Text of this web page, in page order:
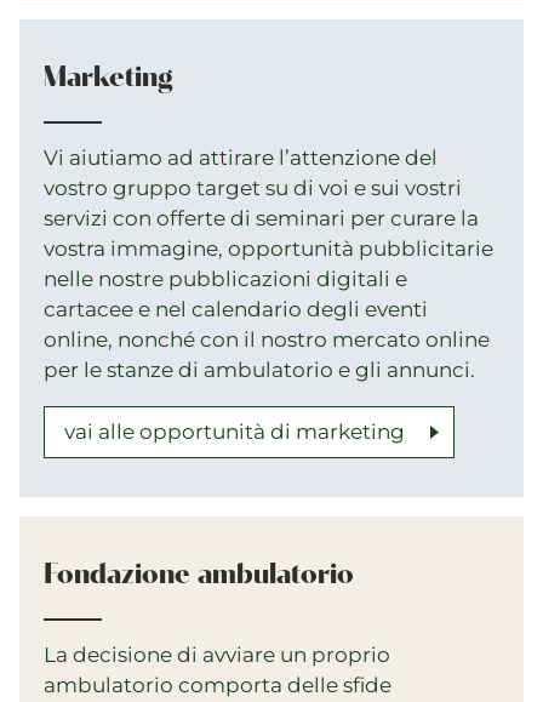
Marketing
Vi aiutiamo ad attirare l’attenzione del
vostro gruppo target su di voi e sui vostri
servizi con offerte di seminari per curare la
vostra immagine, opportunità pubblicitarie
nelle nostre pubblicazioni digitali e
cartacee e nel calendario degli eventi
online, nonché con il nostro mercato online
per le stanze di ambulatorio e gli annunci.
vai alle opportunità di marketing
Fondazione ambulatorio
La decisione di avviare un proprio
ambulatorio comporta delle sfide